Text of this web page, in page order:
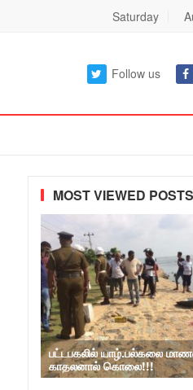
Saturday
Follow us
MOST VIEWED POSTS
பட்டபகலில் யாழ்.பல்கலை
காதலனால் கொலை!!!